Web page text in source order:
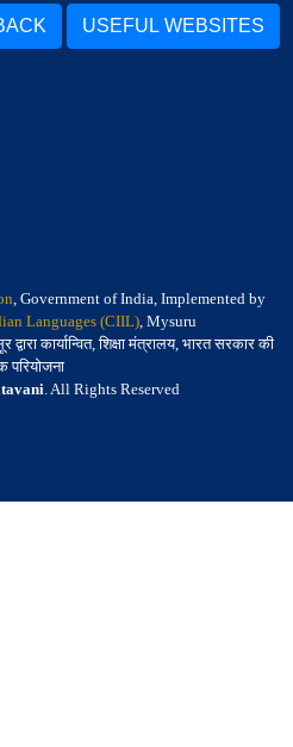
USEFUL WEBSITES
, Government of India, Implemented by
Languages (CIIL), Mysuru
कार्यान्वित, शिक्षा मंत्रालय, भारत सरकार की
परियोजना
. All Rights Reserved